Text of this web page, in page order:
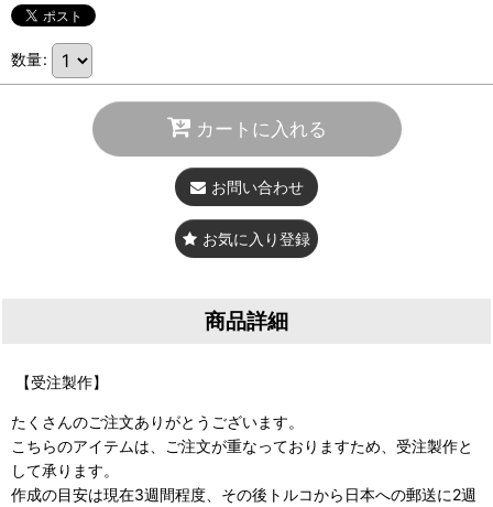
数量:
カートに入れる
お問い合わせ
お気に入り登録
商品詳細
【受注製作】
たくさんのご注文ありがとうございます。
こちらのアイテムは、ご注文が重なっておりますため、受注製作と
して承ります。
作成の目安は現在3週間程度、その後トルコから日本への郵送に2週